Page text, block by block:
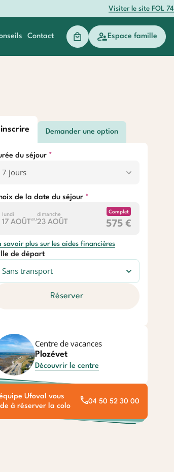
Visiter le site FOL 74
Contact Espace famille
Baroudeurs
Demander une option
du séjour
de la date du séjour
lundi
17 AOÛTau
dimanche
23 AOÛT
Complet
575 €
savoir plus sur les aides financières
de départ
Réserver
Centre de vacances
Plozévet
Découvrir le centre
Ufoval vous
à réserver la colo
04 50 52 30 00